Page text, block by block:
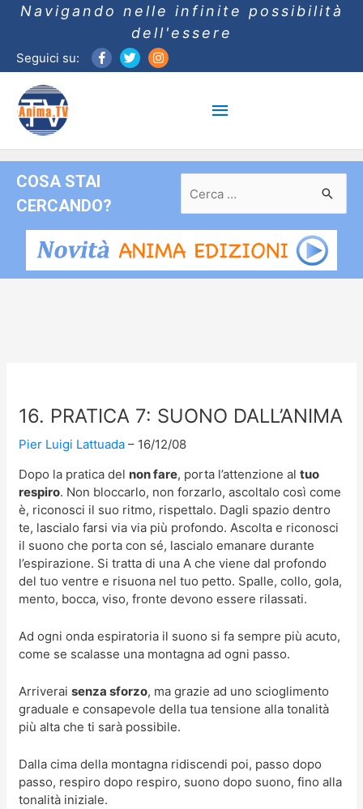
Navigando nelle infinite possibilità
dell'essere
Seguici su:
Menu
principale
COSA STAI
CERCANDO?
per:
16. PRATICA 7: SUONO DALL’ANIMA
Pier Luigi Lattuada
16/12/08
Dopo la pratica del non fare, porta l’attenzione altuo
respiro. Non bloccarlo, non forzarlo, ascoltalo così come
è, riconosci il suo ritmo, rispettalo. Dagli spazio dentro
te, lascialo farsi via via più profondo. Ascolta e riconosci
il suono che porta con sé, lascialo emanare durante
l’espirazione. Si tratta di una A che viene dal profondo
del tuo ventre e risuona nel tuo petto. Spalle, collo, gola,
mento, bocca, viso, fronte devono essere rilassati.
Ad ogni onda espiratoria il suono si fa sempre più acuto,
come se scalasse una montagna ad ogni passo.
Arriveraisenza sforzo, ma grazie ad uno scioglimento
graduale e consapevole della tua tensione alla tonalità
più alta che ti sarà possibile.
Dalla cima della montagna ridiscendi poi, passo dopo
passo, respiro dopo respiro, suono dopo suono, fino alla
tonalità iniziale.